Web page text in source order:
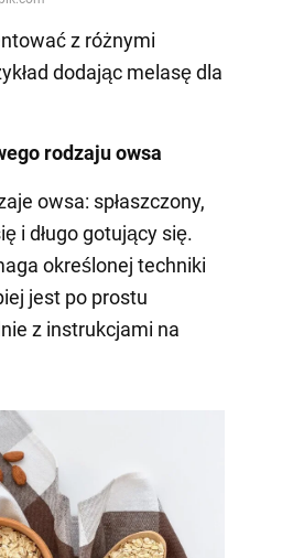
z różnymi
dodając melasę dla
rodzaju owsa
owsa: spłaszczony,
i długo gotujący się.
określonej techniki
jest po prostu
z instrukcjami na